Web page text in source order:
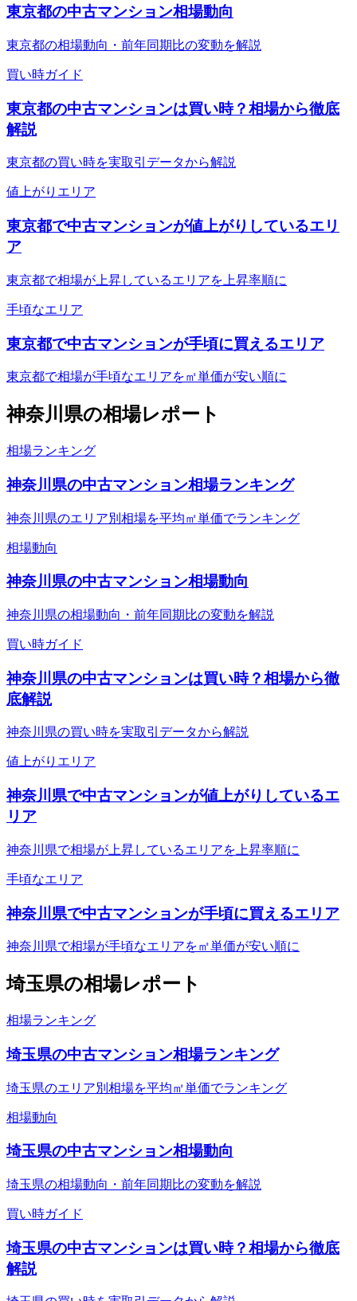
東京都の中古マンション相場動向
東京都の相場動向・前年同期比の変動を解説
買い時ガイド
東京都の中古マンションは買い時？相場から徹底
解説
東京都の買い時を実取引データから解説
値上がりエリア
東京都で中古マンションが値上がりしているエリ
ア
東京都で相場が上昇しているエリアを上昇率順に
手頃なエリア
東京都で中古マンションが手頃に買えるエリア
東京都で相場が手頃なエリアを㎡単価が安い順に
神奈川県の相場レポート
相場ランキング
神奈川県の中古マンション相場ランキング
神奈川県のエリア別相場を平均㎡単価でランキング
相場動向
神奈川県の中古マンション相場動向
神奈川県の相場動向・前年同期比の変動を解説
買い時ガイド
神奈川県の中古マンションは買い時？相場から徹
底解説
神奈川県の買い時を実取引データから解説
値上がりエリア
神奈川県で中古マンションが値上がりしているエ
リア
神奈川県で相場が上昇しているエリアを上昇率順に
手頃なエリア
神奈川県で中古マンションが手頃に買えるエリア
神奈川県で相場が手頃なエリアを㎡単価が安い順に
埼玉県の相場レポート
相場ランキング
埼玉県の中古マンション相場ランキング
埼玉県のエリア別相場を平均㎡単価でランキング
相場動向
埼玉県の中古マンション相場動向
埼玉県の相場動向・前年同期比の変動を解説
買い時ガイド
埼玉県の中古マンションは買い時？相場から徹底
解説